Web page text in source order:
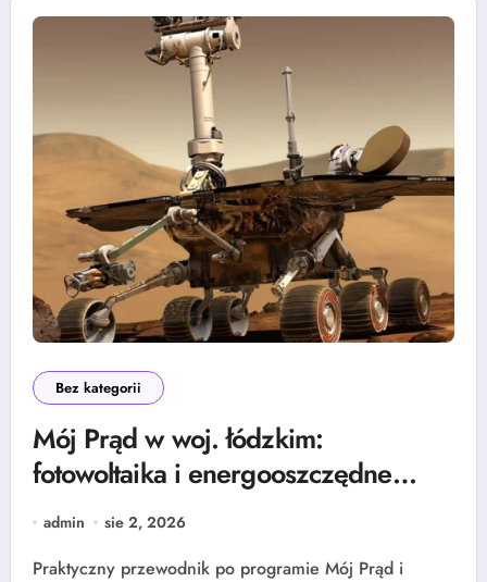
Bez kategorii
Mój Prąd w woj. łódzkim:
fotowoltaika i energooszczędne
rozwiązania — grzejniki, pompy
ciepła i lampy parkingowe
admin sie 2, 2026
Praktyczny przewodnik po programie Mój Prąd i